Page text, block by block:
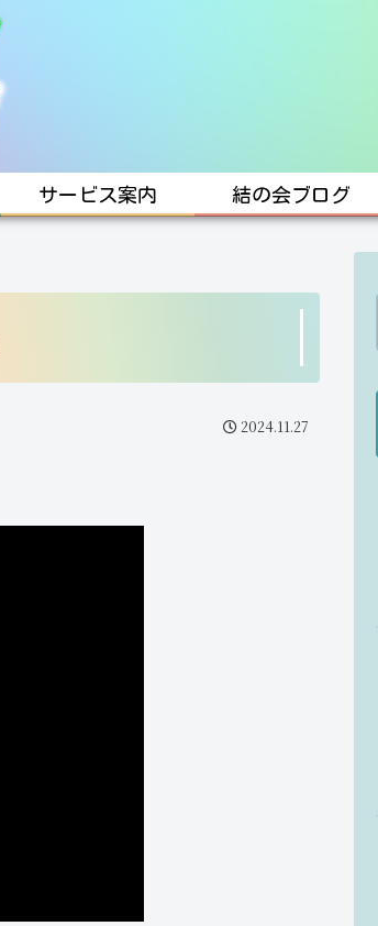
サービス案内 結の会ブログ
2024.11.27